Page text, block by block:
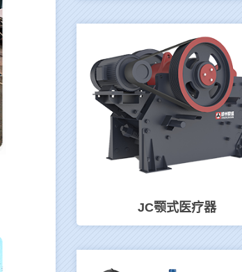
JC颚式医疗器